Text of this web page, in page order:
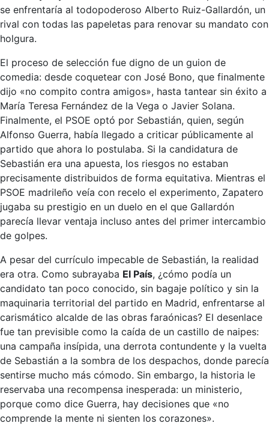
se enfrentaría al todopoderoso Alberto Ruiz-Gallardón, un
rival con todas las papeletas para renovar su mandato con
holgura.
El proceso de selección fue digno de un guion de
comedia: desde coquetear con José Bono, que finalmente
dijo «no compito contra amigos», hasta tantear sin éxito a
María Teresa Fernández de la Vega o Javier Solana.
Finalmente, el PSOE optó por Sebastián, quien, según
Alfonso Guerra, había llegado a criticar públicamente al
partido que ahora lo postulaba. Si la candidatura de
Sebastián era una apuesta, los riesgos no estaban
precisamente distribuidos de forma equitativa. Mientras el
PSOE madrileño veía con recelo el experimento, Zapatero
jugaba su prestigio en un duelo en el que Gallardón
parecía llevar ventaja incluso antes del primer intercambio
de golpes.
A pesar del currículo impecable de Sebastián, la realidad
era otra. Como subrayaba El País, ¿cómo podía un
candidato tan poco conocido, sin bagaje político y sin la
maquinaria territorial del partido en Madrid, enfrentarse al
carismático alcalde de las obras faraónicas? El desenlace
fue tan previsible como la caída de un castillo de naipes:
una campaña insípida, una derrota contundente y la vuelta
de Sebastián a la sombra de los despachos, donde parecía
sentirse mucho más cómodo. Sin embargo, la historia le
reservaba una recompensa inesperada: un ministerio,
porque como dice Guerra, hay decisiones que «no
comprende la mente ni sienten los corazones».